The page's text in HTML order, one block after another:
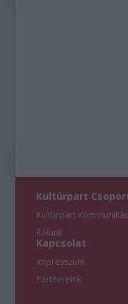
Kultúrpart
Kultúrpart
Rólunk
Kapcsolat
Impresszum
Partnereink